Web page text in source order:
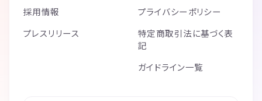
採用情報
プレスリリース
プライバシーポリシー
特定商取引法に基づく表
記
ガイドライン一覧